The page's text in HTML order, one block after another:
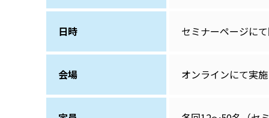
日時 セミナーページに
会場 オンラインにて実施